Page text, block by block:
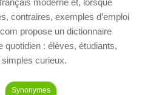
moderne et, lorsque
contraires, exemples d’emploi
propose un dictionnaire
quotidien : élèves, étudiants,
curieux.
Synonymes